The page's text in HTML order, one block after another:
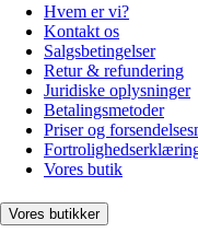
Hvem er vi?
Kontakt os
Salgsbetingelser
Retur & refundering
Juridiske oplysninger
Betalingsmetoder
Priser og
Vores butik
Vores butikker